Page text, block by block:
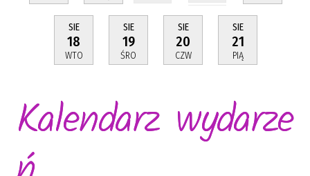
SIE
18
WTO
SIE
19
ŚRO
SIE
20
CZW
SIE
21
PIĄ
Kalendarz wydarze